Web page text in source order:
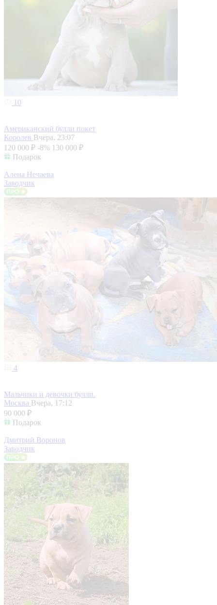
10
Американский булли покет
Королев Вчера, 23:07
120 000 ₽ -8% 130 000 ₽
Подарок
Алена Нечаева
Заводчик
4
Мальчики и девочки булли.
Москва Вчера, 17:12
90 000 ₽
Подарок
Дмитрий Воронов
Заводчик